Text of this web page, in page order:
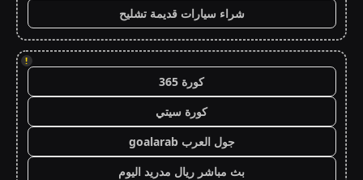
شراء سيارات قديمة تشليح
!
كورة 365
كورة سيتي
جول العرب goalarab
بث مباشر ريال مدريد اليوم